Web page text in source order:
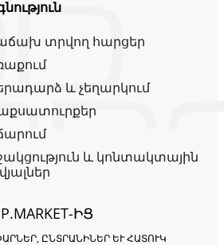
տրվող հարցեր
և չեղարկում
և կոնտակտային
ԻՑ
ԸՆՏՐԱՆԻՆԵՐ ԵՒ ՀԱՏՈՒԿ Ա